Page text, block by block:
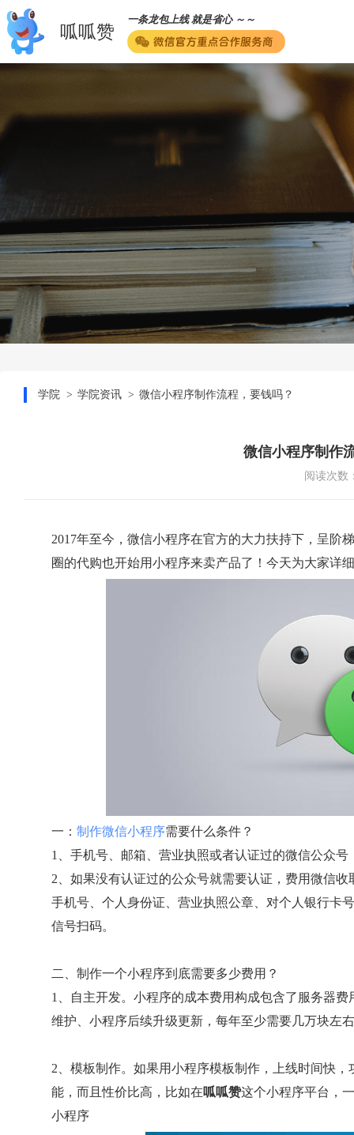
呱呱赞
一条龙包上线 就是省心 ～～
学院 学院资讯 微信小程序制作流程，要钱吗？
微信小程序制作
阅读次数
2017年至今，微信小程序在官方的大力扶持下，呈阶
圈的代购也开始用小程序来卖产品了！今天为大家详
一： 制作微信小程序需要什么条件？
1、手机号、邮箱、营业执照或者认证过的微信公众号
2、如果没有认证过的公众号就需要认证，费用微信
手机号、个人身份证、营业执照公章、对个人银行卡
信号扫码。
二、制作一个小程序到底需要多少费用？
1、自主开发。小程序的成本费用构成包含了服务器
维护、小程序后续升级更新，每年至少需要几万块左
2、模板制作。如果用小程序模板制作，上线时间快
能，而且性价比高，比如在呱呱赞这个小程序平台，
小程序